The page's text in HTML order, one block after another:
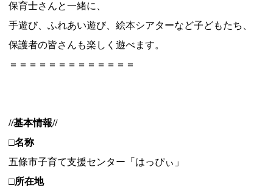
保育士さんと一緒に、
手遊び、ふれあい遊び、絵本シアターなど子どもたち、
保護者の皆さんも楽しく遊べます。
＝＝＝＝＝＝＝＝＝＝＝＝＝
//基本情報//
□名称
五條市子育て支援センター「はっぴぃ」
□所在地